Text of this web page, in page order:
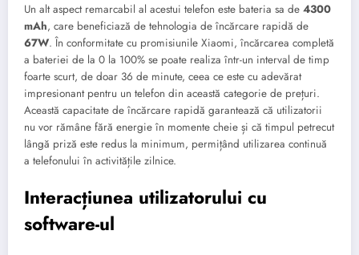
Un alt aspect remarcabil al acestui telefon este bateria sa de 4300
mAh, care beneficiază de tehnologia de încărcare rapidă de
67W. În conformitate cu promisiunile Xiaomi, încărcarea completă
a bateriei de la 0 la 100% se poate realiza într-un interval de timp
foarte scurt, de doar 36 de minute, ceea ce este cu adevărat
impresionant pentru un telefon din această categorie de prețuri.
Această capacitate de încărcare rapidă garantează că utilizatorii
nu vor rămâne fără energie în momente cheie și că timpul petrecut
lângă priză este redus la minimum, permițând utilizarea continuă
a telefonului în activitățile zilnice.
Interacțiunea utilizatorului cu
software-ul